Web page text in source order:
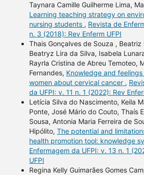
Taynara Camille Guilherme Lima,
Learning teaching strategy on
nursing students , Revista de
n. 3 (2018): Rev Enferm UFPI
Thais Gonçalves de Souza , Beatriz
Beatryz Lira da Silva, Isabela
Rayrla Cristina de Abreu Temoteo,
Fernandes, Knowledge and
women about cervical cancer ,
da UFPI: v. 11 n. 1 (2022): Rev
Letícia Silva do Nascimento, Keila
Ponte, José Mário do Couto, Thaís
Sousa, Antonia Maria Ferreira de
Hipólito, The potential and
health promotion tool: knowledge
Enfermagem da UFPI: v. 13 n. 1
UFPI
Regina Kelly Guimarães Gomes